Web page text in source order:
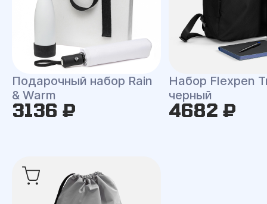
Подарочный набор Rain
& Warm
3136 ₽
Набор Flexpen
черный
4682 ₽